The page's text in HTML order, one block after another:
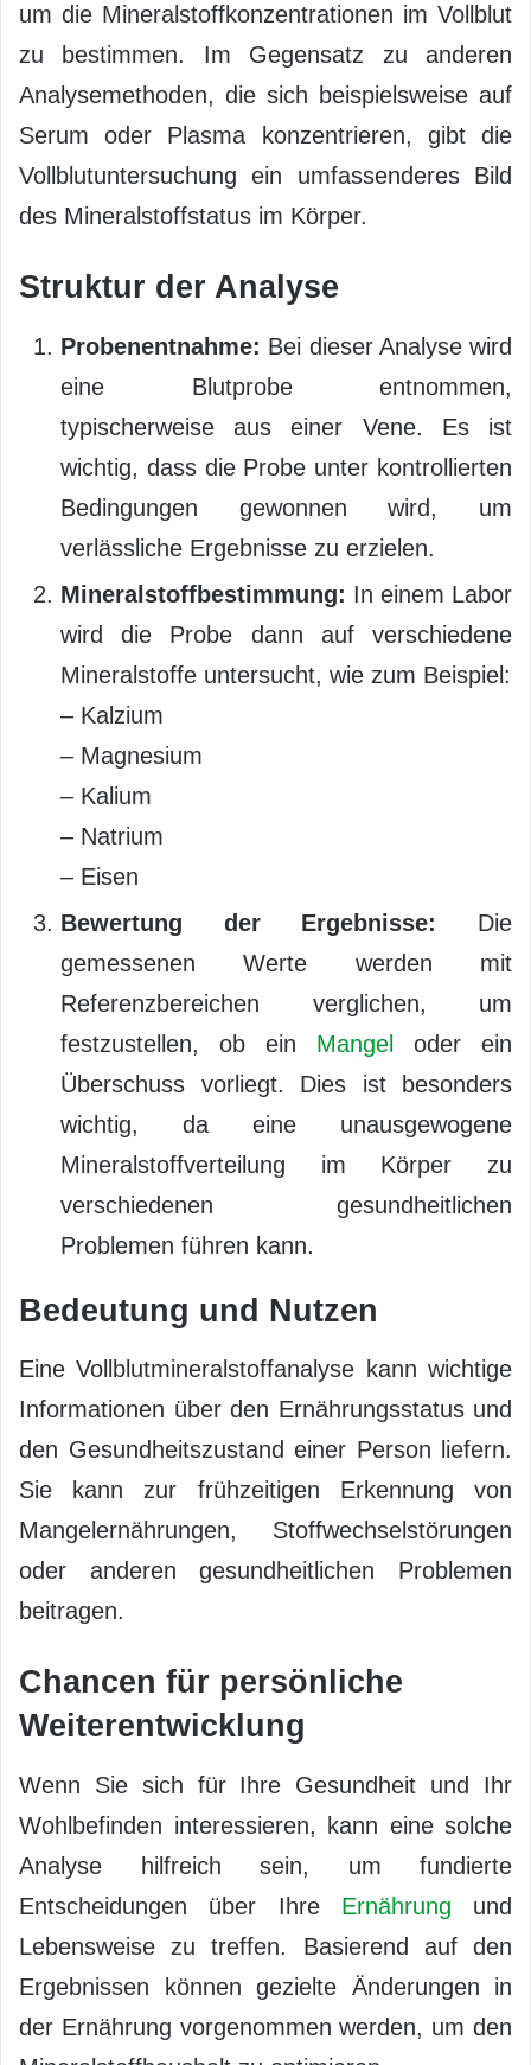
um die Mineralstoffkonzentrationen im Vollblut
zu bestimmen. Im Gegensatz zu anderen
Analysemethoden, die sich beispielsweise auf
Serum oder Plasma konzentrieren, gibt die
Vollblutuntersuchung ein umfassenderes Bild
des Mineralstoffstatus im Körper.
Struktur der Analyse
Probenentnahme: Bei dieser Analyse wird
eine Blutprobe entnommen,
typischerweise aus einer Vene. Es ist
wichtig, dass die Probe unter kontrollierten
Bedingungen gewonnen wird, um
verlässliche Ergebnisse zu erzielen.
Mineralstoffbestimmung: In einem Labor
wird die Probe dann auf verschiedene
Mineralstoffe untersucht, wie zum Beispiel:
– Kalzium
– Magnesium
– Kalium
– Natrium
– Eisen
Bewertung der Ergebnisse:
Die
gemessenen Werte werden mit
Referenzbereichen verglichen, um
festzustellen, ob ein Mangel
oder ein
Überschuss vorliegt. Dies ist besonders
wichtig, da eine unausgewogene
Mineralstoffverteilung im Körper zu
verschiedenen gesundheitlichen
Problemen führen kann.
Bedeutung und Nutzen
Eine Vollblutmineralstoffanalyse kann wichtige
Informationen über den Ernährungsstatus und
den Gesundheitszustand einer Person liefern.
Sie kann zur frühzeitigen Erkennung von
Mangelernährungen, Stoffwechselstörungen
oder anderen gesundheitlichen Problemen
beitragen.
Chancen für persönliche
Weiterentwicklung
Wenn Sie sich für Ihre Gesundheit und Ihr
Wohlbefinden interessieren, kann eine solche
Analyse hilfreich sein, um fundierte
Entscheidungen über Ihre Ernährung und
Lebensweise zu treffen. Basierend auf den
Ergebnissen können gezielte Änderungen in
der Ernährung vorgenommen werden, um den